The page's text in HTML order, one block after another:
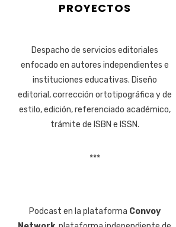
PROYECTOS
Despacho de servicios editoriales
enfocado en autores independientes e
instituciones educativas. Diseño
editorial, corrección ortotipográfica y de
estilo, edición, referenciado académico,
trámite de ISBN e ISSN.
***
Podcast en la plataforma Convoy